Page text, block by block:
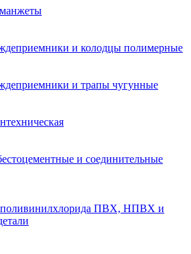
и колодцы полимерные
и трапы чугунные
и соединительные
поливинилхлорида ПВХ, НПВХ и